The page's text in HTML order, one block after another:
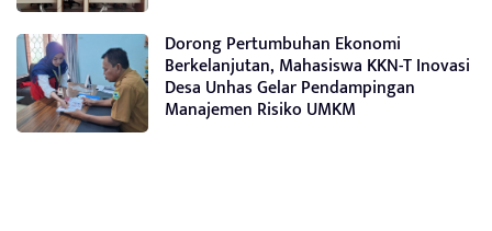
Dorong Pertumbuhan Ekonomi
Berkelanjutan, Mahasiswa KKN-T Inovasi
Desa Unhas Gelar Pendampingan
Manajemen Risiko UMKM